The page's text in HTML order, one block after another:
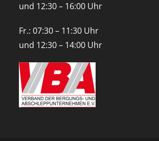
und 12:30 – 16:00 Uhr
Fr.: 07:30 – 11:30 Uhr
und 12:30 – 14:00 Uhr